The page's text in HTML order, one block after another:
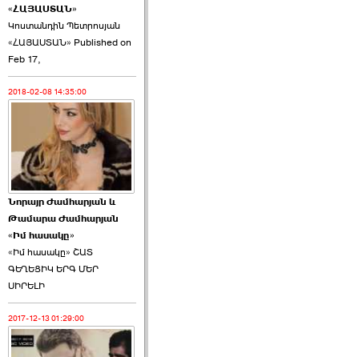
Այս ընդդիմությունը
կվերցնի ›››
2026-06-09 00:41:00
Որպես ընդդիմադիր
ընտրող՝ ›››
«ՀԱՅԱՍՏԱՆ»
Կոստանդին Պետրոսյան
«ՀԱՅԱՍՏԱՆ» Published on
Feb 17,
2018-02-08 14:35:00
Նորայր Ժամհարյան և
Թամարա Ժամհարյան
«Իմ հասակը»
«Իմ հասակը» ՇԱՏ
ԳԵՂԵՑԻԿ ԵՐԳ ՄԵՐ
ՍԻՐԵԼԻ
2017-12-13 01:29:00